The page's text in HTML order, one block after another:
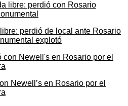
perdió de local ante Rosario
explotó
Newell’s en Rosario por el